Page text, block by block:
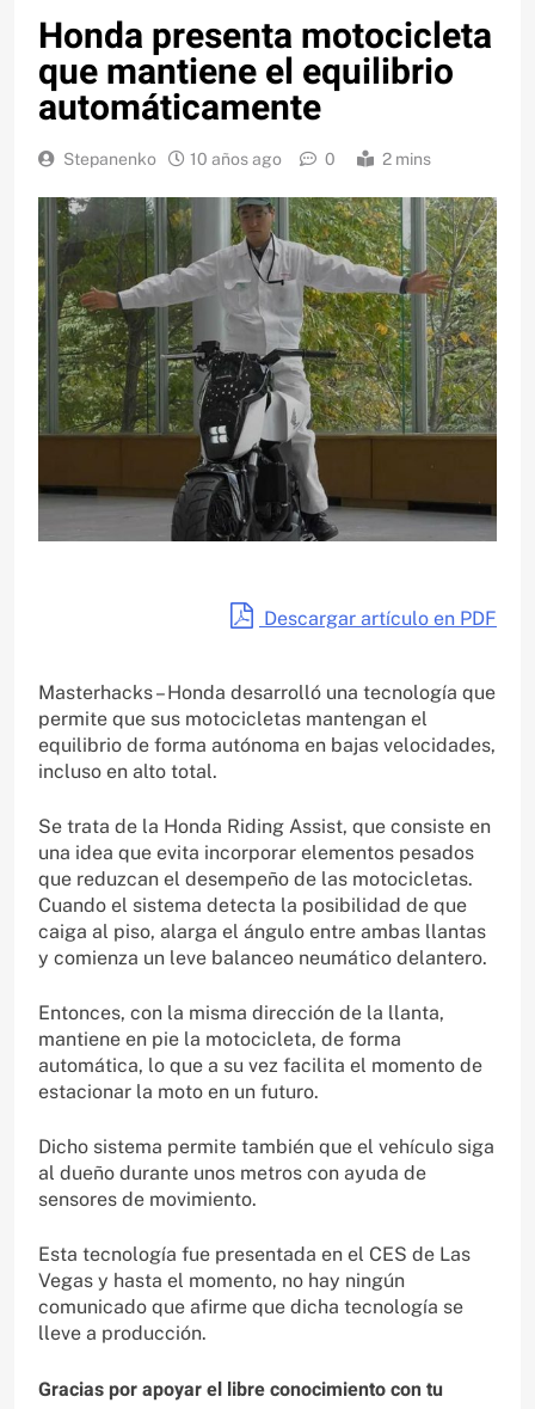
Honda presenta motocicleta
que mantiene el equilibrio
automáticamente
Stepanenko 10 años ago 0 2 mins
Descargar artículo en PDF
Masterhacks – Honda desarrolló una tecnología que
permite que sus motocicletas mantengan el
equilibrio de forma autónoma en bajas velocidades,
incluso en alto total.
Se trata de la Honda Riding Assist, que consiste en
una idea que evita incorporar elementos pesados
que reduzcan el desempeño de las motocicletas.
Cuando el sistema detecta la posibilidad de que
caiga al piso, alarga el ángulo entre ambas llantas
y comienza un leve balanceo neumático delantero.
Entonces, con la misma dirección de la llanta,
mantiene en pie la motocicleta, de forma
automática, lo que a su vez facilita el momento de
estacionar la moto en un futuro.
Dicho sistema permite también que el vehículo siga
al dueño durante unos metros con ayuda de
sensores de movimiento.
Esta tecnología fue presentada en el CES de Las
Vegas y hasta el momento, no hay ningún
comunicado que afirme que dicha tecnología se
lleve a producción.
Gracias por apoyar el libre conocimiento con tu